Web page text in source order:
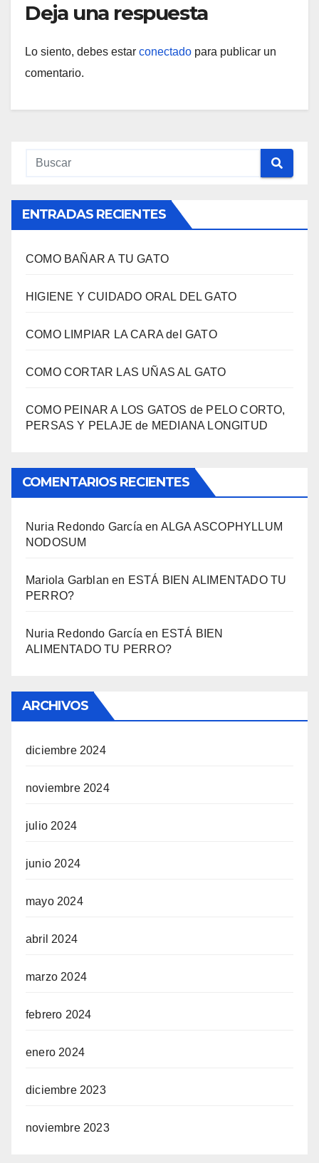
Deja una respuesta
Lo siento, debes estar conectado para publicar un
comentario.
ENTRADAS RECIENTES
COMO BAÑAR A TU GATO
HIGIENE Y CUIDADO ORAL DEL GATO
COMO LIMPIAR LA CARA del GATO
COMO CORTAR LAS UÑAS AL GATO
COMO PEINAR A LOS GATOS de PELO CORTO,
PERSAS Y PELAJE de MEDIANA LONGITUD
COMENTARIOS RECIENTES
Nuria Redondo García en ALGA ASCOPHYLLUM
NODOSUM
Mariola Garblan en ESTÁ BIEN ALIMENTADO TU
PERRO?
Nuria Redondo García en ESTÁ BIEN
ALIMENTADO TU PERRO?
ARCHIVOS
diciembre 2024
noviembre 2024
julio 2024
junio 2024
mayo 2024
abril 2024
marzo 2024
febrero 2024
enero 2024
diciembre 2023
noviembre 2023